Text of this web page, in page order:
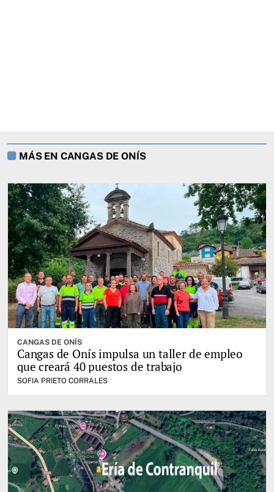
MÁS EN CANGAS DE ONÍS
CANGAS DE ONÍS
Cangas de Onís impulsa un taller de empleo
que creará 40 puestos de trabajo
SOFIA PRIETO CORRALES